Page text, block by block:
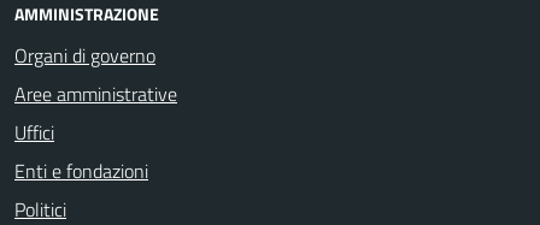
AMMINISTRAZIONE
Organi di governo
Aree amministrative
Uffici
Enti e fondazioni
Politici